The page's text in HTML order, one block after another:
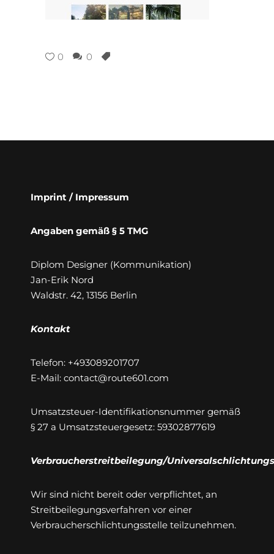
0 0
Imprint / Impressum
Angaben gemäß § 5 TMG
Diplom Designer (Kommunikation)
Jan-Erik Nord
Waldstr. 42, 13156 Berlin
Kontakt
Telefon: +493089201707
E-Mail: contact@route601.com
Umsatzsteuer-Identifikationsnummer gemäß
§ 27 a Umsatzsteuergesetz: 59302877619
Verbraucherstreitbeilegung/
Wir sind nicht bereit oder verpflichtet, an
Streitbeilegungsverfahren vor einer
Verbraucherschlichtungsstelle teilzunehmen.